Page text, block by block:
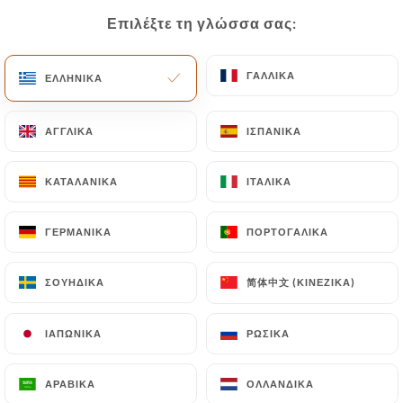
Επιλέξτε τη γλώσσα σας:
ΕΛΛΗΝΙΚΆ ΓΑΛΛΙΚΆ
ΑΓΓΛΙΚΆ ΙΣΠΑΝΙΚΆ
ΚΑΤΑΛΑΝΙΚΆ ΙΤΑΛΙΚΆ
ΓΕΡΜΑΝΙΚΆ ΠΟΡΤΟΓΑΛΙΚΆ
ΣΟΥΗΔΙΚΆ 简体中文 (ΚΙΝΈΖΙΚΑ)
ΙΑΠΩΝΙΚΆ ΡΩΣΙΚΆ
ΑΡΑΒΙΚΆ ΟΛΛΑΝΔΙΚΆ
ΑΡΧΙΚΉ/ΕΠΑΦΉ
Vinévietable Levallois
Επιλέξτε τη γλώσσα σας:
ΕΛΛΗΝΙΚΆ ΓΑΛΛΙΚΆ
ΑΓΓΛΙΚΆ ΙΣΠΑΝΙΚΆ
ΚΑΤΑΛΑΝΙΚΆ ΙΤΑΛΙΚΆ
ΓΕΡΜΑΝΙΚΆ ΠΟΡΤΟΓΑΛΙΚΆ
ΣΟΥΗΔΙΚΆ 简体中文 (ΚΙΝΈΖΙΚΑ)
ΙΑΠΩΝΙΚΆ ΡΩΣΙΚΆ
ΑΡΑΒΙΚΆ ΟΛΛΑΝΔΙΚΆ